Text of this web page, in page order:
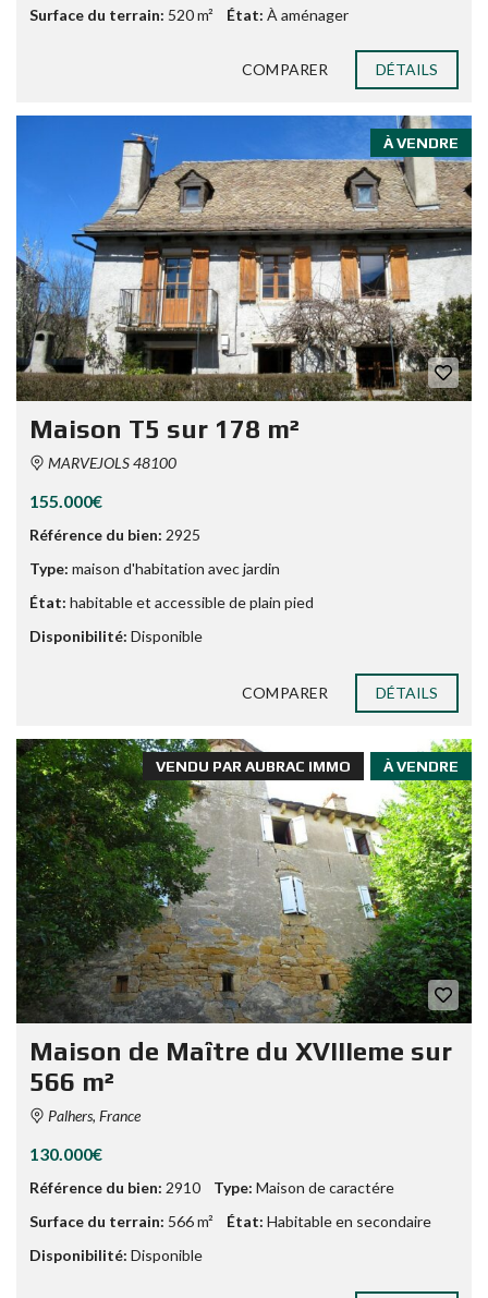
Surface du terrain: 520 m² État: À aménager
COMPARER DÉTAILS
À VENDRE
Maison T5 sur 178 m²
MARVEJOLS 48100
155.000€
Référence du bien: 2925
Type: maison d'habitation avec jardin
État: habitable et accessible de plain pied
Disponibilité: Disponible
COMPARER DÉTAILS
À VENDRE
VENDU PAR AUBRAC IMMO
Maison de Maître du XVIIIeme sur
566 m²
Palhers, France
130.000€
Référence du bien: 2910 Type: Maison de caractére
Surface du terrain: 566 m² État: Habitable en secondaire
Disponibilité: Disponible